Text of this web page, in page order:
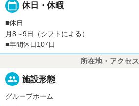
calendar_today 休日・休暇
■休日
月8～9日（シフトによる）
■年間休日107日
所在地・アクセス
people 施設形態
グループホーム